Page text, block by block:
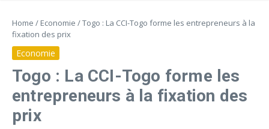
Home / Economie /Togo : La CCI-Togo forme les entrepreneurs à la
fixation des prix
Economie
Togo : La CCI-Togo forme les
entrepreneurs à la fixation des
prix